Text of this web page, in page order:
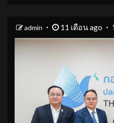
admin 11 เดือน ago